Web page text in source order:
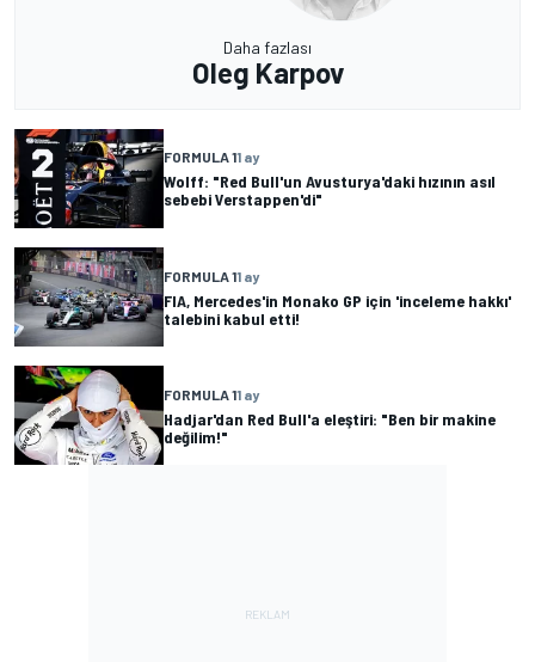
Daha fazlası
Oleg Karpov
FORMULA 11 ay
Wolff: "Red Bull'un Avusturya'daki hızının asıl
sebebi Verstappen'di"
FORMULA 11 ay
FIA, Mercedes'in Monako GP için 'inceleme hakkı'
talebini kabul etti!
FORMULA 11 ay
Hadjar'dan Red Bull'a eleştiri: "Ben bir makine
değilim!"